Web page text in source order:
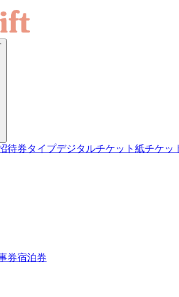
待券タイプデジタルチケット 紙チケッ
券宿泊券